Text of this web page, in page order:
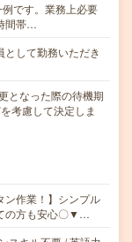
です。業務上必要
間帯…
して勤務いただき
なった際の待機期
考慮して決定しま
ン作業！】シンプル
の方も安心〇▼…